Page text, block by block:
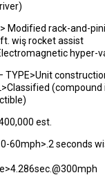
Modified rack-and-
wiş rocket assist
hyper-
TYPE>Unit
(compound
est.
0-60mph>.2 seconds